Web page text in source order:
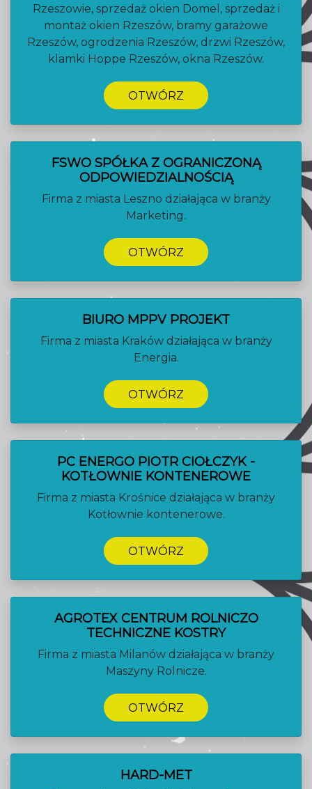
Rzeszowie, sprzedaż okien Domel, sprzedaż i
montaż okien Rzeszów, bramy garażowe
Rzeszów, ogrodzenia Rzeszów, drzwi Rzeszów,
klamki Hoppe Rzeszów, okna Rzeszów.
OTWÓRZ
FSWO SPÓŁKA Z OGRANICZONĄ
ODPOWIEDZIALNOŚCIĄ
Firma z miasta Leszno działająca w branży
Marketing.
OTWÓRZ
BIURO MPPV PROJEKT
Firma z miasta Kraków działająca w branży
Energia.
OTWÓRZ
PC ENERGO PIOTR CIOŁCZYK -
KOTŁOWNIE KONTENEROWE
Firma z miasta Krośnice działająca w branży
Kotłownie kontenerowe.
OTWÓRZ
AGROTEX CENTRUM ROLNICZO
TECHNICZNE KOSTRY
Firma z miasta Milanów działająca w branży
Maszyny Rolnicze.
OTWÓRZ
HARD-MET